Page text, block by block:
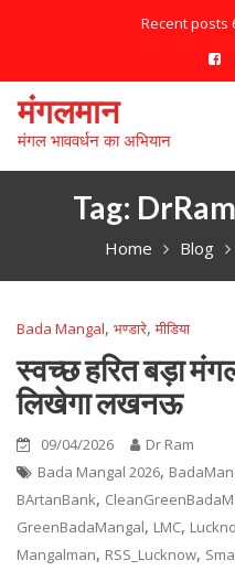
c
e
Recent posts
मंगलमान
मंगल भाववर्धन का अभियान
Tag:
Home Blog
Bada Mangal, भण्डारे,मीडिया
स्वच्छ हरित बड़ा
लिखेगा लखनऊ
09/04/2026
Dr Ram
Bada Mangal 2026,
BArtanBank,
GreenBadaMangal, LMC,
Mangalman, RSS_Lucknow,